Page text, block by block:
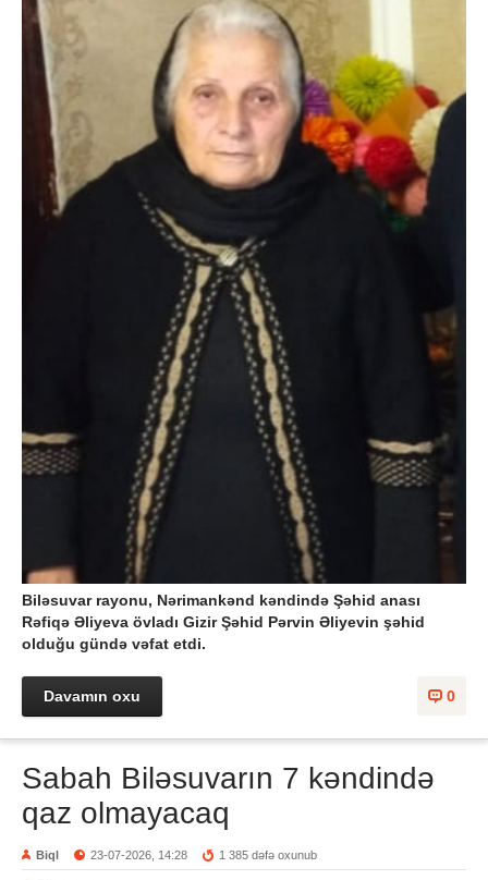
Biləsuvar rayonu, Nərimankənd kəndində Şəhid anası
Rəfiqə Əliyeva övladı Gizir Şəhid Pərvin Əliyevin şəhid
olduğu gündə vəfat etdi.
0
Davamın oxu
Sabah Biləsuvarın 7 kəndində
qaz olmayacaq
Biql 23-07-2026, 14:28 1 385 dəfə oxunub